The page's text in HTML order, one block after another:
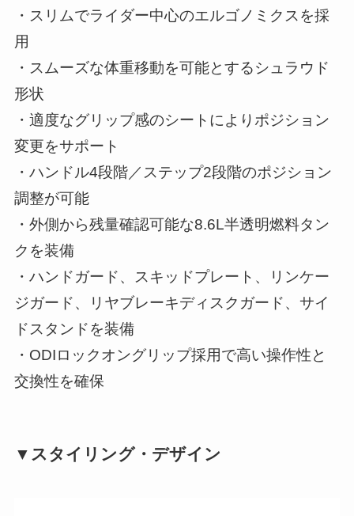
・スリムでライダー中心のエルゴノミクスを採
用
・スムーズな体重移動を可能とするシュラウド
形状
・適度なグリップ感のシートによりポジション
変更をサポート
・ハンドル4段階／ステップ2段階のポジション
調整が可能
・外側から残量確認可能な8.6L半透明燃料タン
クを装備
・ハンドガード、スキッドプレート、リンケー
ジガード、リヤブレーキディスクガード、サイ
ドスタンドを装備
・ODIロックオングリップ採用で高い操作性と
交換性を確保
▼スタイリング・デザイン